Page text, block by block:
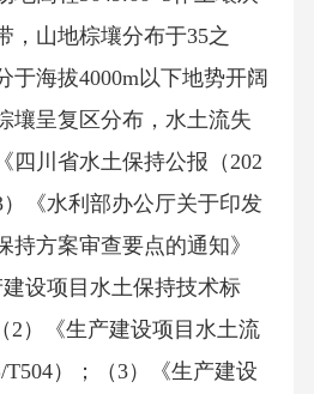
，山地棕壤分布于35之
于海拔4000m以下地势开阔
壤呈复区分布，水土流失
四川省水土保持公报（202
《水利部办公厅关于印发
持方案审查要点的通知》
建设项目水土保持技术标
2）《生产建设项目水土流
）；（3）《生产建设